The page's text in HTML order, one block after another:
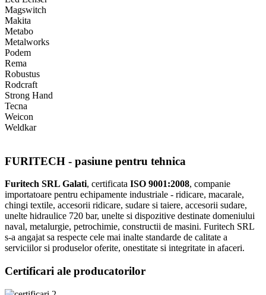
Magswitch
Makita
Metabo
Metalworks
Podem
Rema
Robustus
Rodcraft
Strong Hand
Tecna
Weicon
Weldkar
FURITECH - pasiune pentru tehnica
Furitech SRL Galati, certificata ISO 9001:2008, companie
importatoare pentru echipamente industriale - ridicare, macarale,
chingi textile, accesorii ridicare, sudare si taiere, accesorii sudare,
unelte hidraulice 720 bar, unelte si dispozitive destinate domeniului
naval, metalurgie, petrochimie, constructii de masini. Furitech SRL
s-a angajat sa respecte cele mai inalte standarde de calitate a
serviciilor si produselor oferite, onestitate si integritate in afaceri.
Certificari ale producatorilor